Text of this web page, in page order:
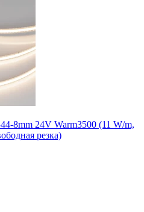
8mm 24V Warm3500 (11 W/m,
резка)